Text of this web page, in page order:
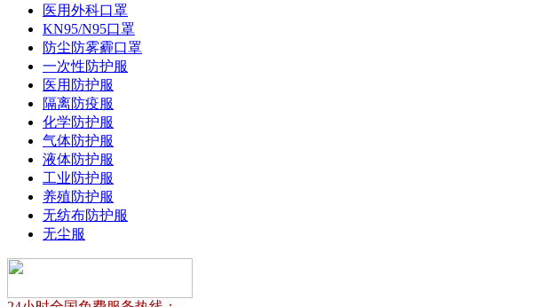
医用外科口罩
KN95/N95口罩
防尘防雾霾口罩
一次性防护服
医用防护服
隔离防疫服
化学防护服
气体防护服
液体防护服
工业防护服
养殖防护服
无纺布防护服
无尘服